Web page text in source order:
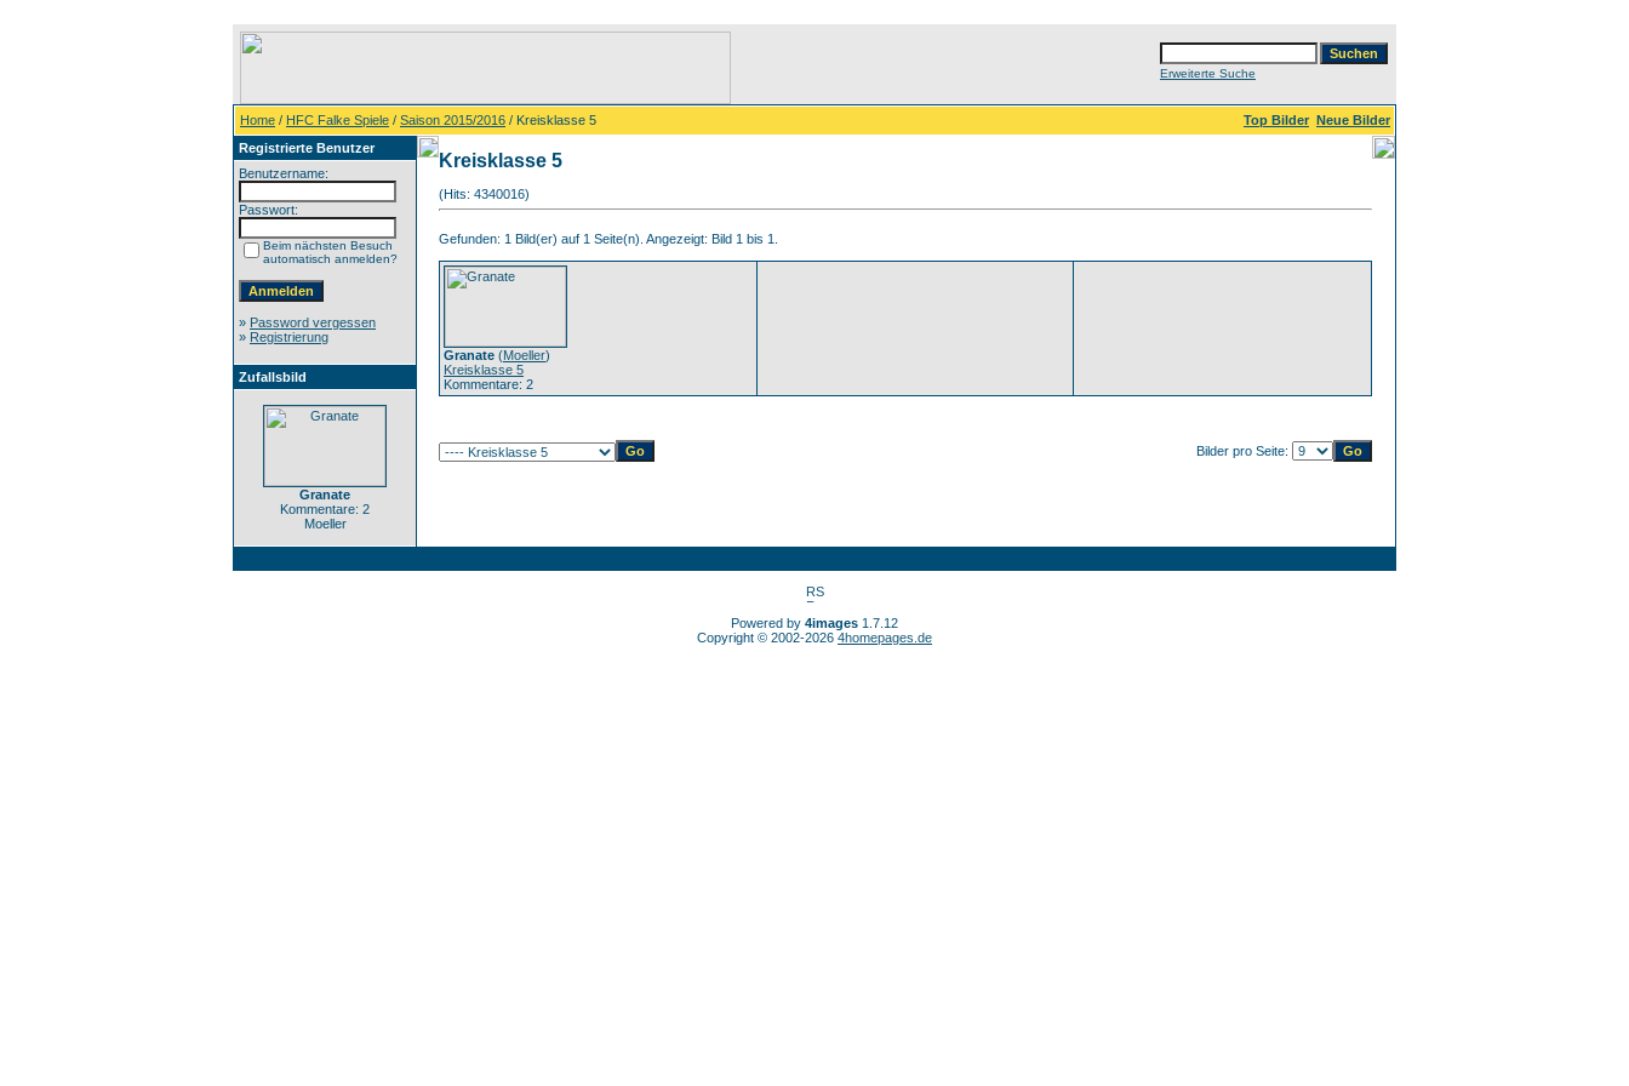
Erweiterte Suche
Home / HFC Falke Spiele / Saison 2015/2016 / Kreisklasse 5 Top Bilder Neue Bilder
Registrierte Benutzer
Benutzername:
Passwort:
Beim nächsten Besuch
automatisch anmelden?
» Password vergessen
» Registrierung
Zufallsbild
Granate
Kommentare: 2
Moeller
Kreisklasse 5
(Hits: 4340016)
Gefunden: 1 Bild(er) auf 1 Seite(n). Angezeigt: Bild 1 bis 1.
Granate (Moeller)
Kreisklasse 5
Kommentare: 2
Bilder pro Seite:
Powered by 4images 1.7.12
Copyright © 2002-2026 4homepages.de